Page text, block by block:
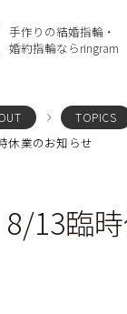
手作りの結婚指輪・
婚約指輪ならringram
TOPICS
休業のお知らせ
8/13臨